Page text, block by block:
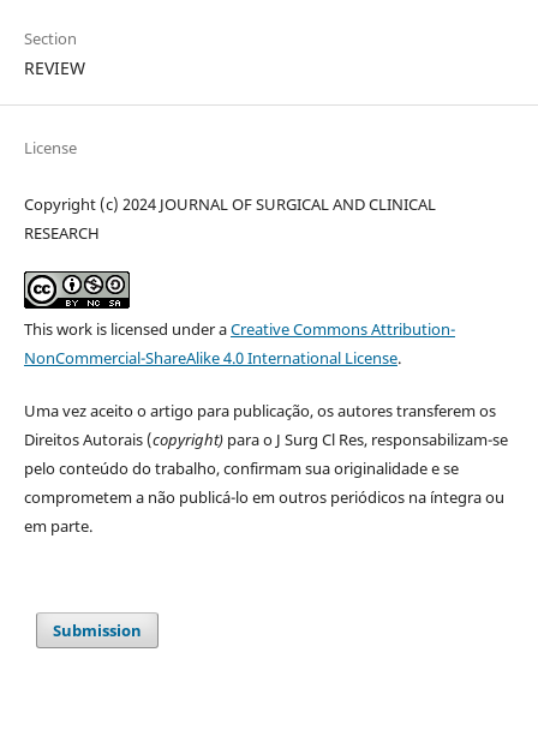
Section
REVIEW
License
Copyright (c) 2024 JOURNAL OF SURGICAL AND CLINICAL
RESEARCH
This work is licensed under aCreative Commons Attribution-
NonCommercial-ShareAlike 4.0 International License.
Uma vez aceito o artigo para publicação, os autores transferem os
Direitos Autorais (copyright) para o J Surg Cl Res, responsabilizam-se
pelo conteúdo do trabalho, confirmam sua originalidade e se
comprometem a não publicá-lo em outros periódicos na íntegra ou
em parte.
Submission